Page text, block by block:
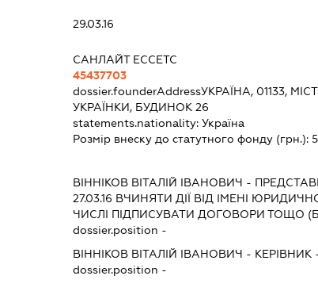
29.03.16
САНЛАЙТ ЕССЕТС
45437703
dossier.founderAddressУКРАЇНА, 01133,
УКРАЇНКИ, БУДИНОК 26
statements.nationality: Україна
Розмір внеску до статутного фонду (грн.):
ВІННІКОВ ВІТАЛІЙ ІВАНОВИЧ -
27.03.16 ВЧИНЯТИ ДІЇ ВІД ІМЕНІ
ЧИСЛІ ПІДПИСУВАТИ ДОГОВОРИ ТОЩО
dossier.position -
ВІННІКОВ ВІТАЛІЙ ІВАНОВИЧ - КЕРІВНИК
dossier.position -